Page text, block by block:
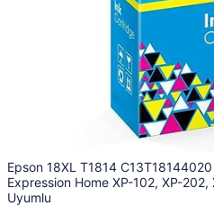
Epson 18XL T1814
Expression Home XP-102, XP-
Uyumlu